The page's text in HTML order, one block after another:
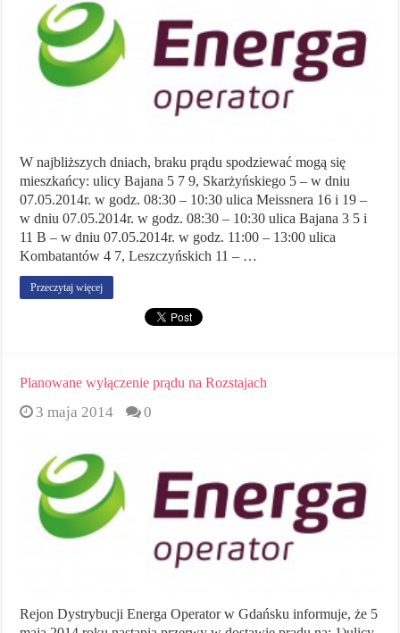
W najbliższych dniach, braku prądu spodziewać mogą się
mieszkańcy: ulicy Bajana 5 7 9, Skarżyńskiego 5 – w dniu
07.05.2014r. w godz. 08:30 – 10:30 ulica Meissnera 16 i 19 –
w dniu 07.05.2014r. w godz. 08:30 – 10:30 ulica Bajana 3 5 i
11 B – w dniu 07.05.2014r. w godz. 11:00 – 13:00 ulica
Kombatantów 4 7, Leszczyńskich 11 – …
Przeczytaj więcej
Planowane wyłączenie prądu na Rozstajach
3 maja 2014 0
Rejon Dystrybucji Energa Operator w Gdańsku informuje, że 5